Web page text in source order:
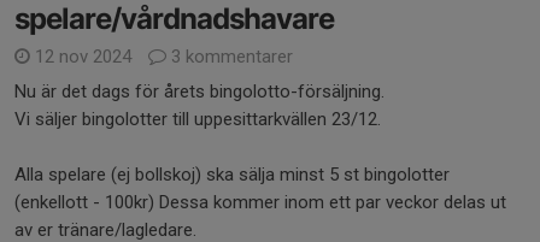
spelare/vårdnadshavare
12 nov 2024
3 kommentarer
Nu är det dags för årets bingolotto-försäljning.
Vi säljer bingolotter till uppesittarkvällen 23/12.
Alla spelare (ej bollskoj) ska sälja minst 5 st bingolotter
(enkellott - 100kr) Dessa kommer inom ett par veckor delas ut
av er tränare/lagledare.